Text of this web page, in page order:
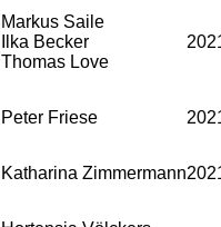
Markus Saile
Ilka Becker
Thomas Love
Peter Friese
Katharina Zimmermann